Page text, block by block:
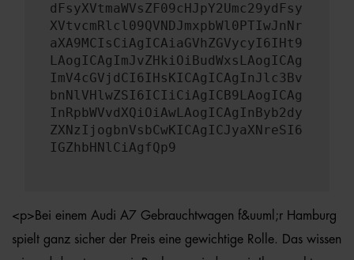
dFsyXVtmaWVsZF09cHJpY2Umc29ydFsy
XVtvcmRlcl09QVNDJmxpbWl0PTIwJnNr
aXA9MCIsCiAgICAiaGVhZGVycyI6IHt9
LAogICAgImJvZHkiOiBudWxsLAogICAg
ImV4cGVjdCI6IHsKICAgICAgInJlc3Bv
bnNlVHlwZSI6ICIiCiAgICB9LAogICAg
InRpbWVvdXQiOiAwLAogICAgInByb2dy
ZXNzIjogbnVsbCwKICAgICJyaXNreSI6
IGZhbHNlCiAgfQp9
<p>Bei einem Audi A7 Gebrauchtwagen f&uuml;r Hamburg
spielt ganz sicher der Preis eine gewichtige Rolle. Das wissen